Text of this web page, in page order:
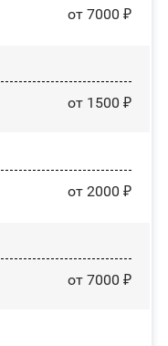
от 7000 ₽
от 1500 ₽
от 2000 ₽
от 7000 ₽